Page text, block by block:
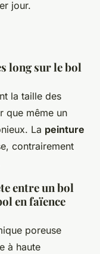
jour.
long sur le bol
la taille des
que même un
La peinture
contrairement
entre un bol
en faïence
poreuse
à haute